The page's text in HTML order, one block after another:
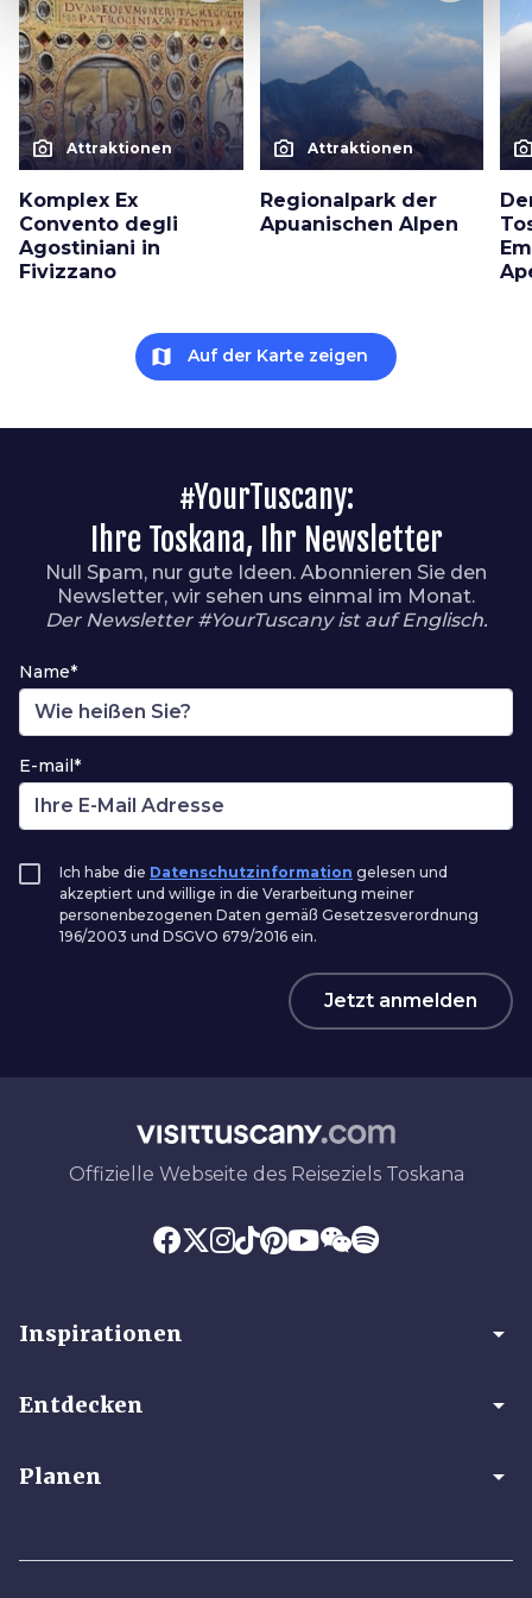
photo_camera Attraktionen
Komplex Ex
Convento degli
Agostiniani in
Fivizzano
photo_camera Attraktionen
Regionalpark der
Apuanischen Alpen
map Auf der Karte zeigen
#YourTuscany:
Ihre Toskana, Ihr Newsletter
Null Spam, nur gute Ideen. Abonnieren Sie den
Newsletter, wir sehen uns einmal im Monat.
Der Newsletter #YourTuscany ist auf Englisch.
Name*
E-mail*
Ich habe die Datenschutzinformation gelesen und
akzeptiert und willige in die Verarbeitung meiner
personenbezogenen Daten gemäß Gesetzesverordnung
196/2003 und DSGVO 679/2016 ein.
Jetzt anmelden
Offizielle Webseite des Reiseziels Toskana
Inspirationen arrow_drop_down
Entdecken arrow_drop_down
Planen arrow_drop_down